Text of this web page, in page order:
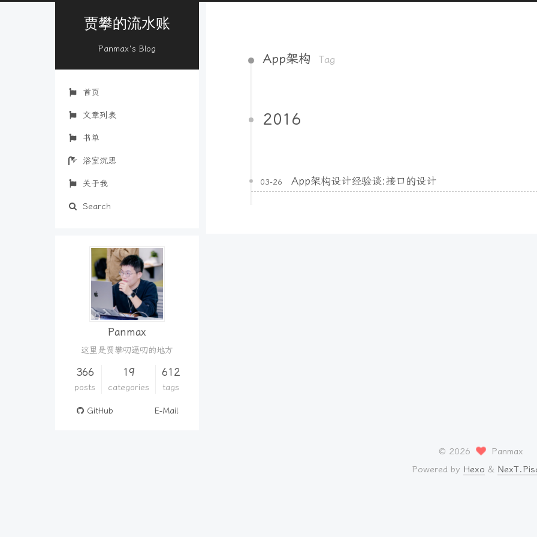
贾攀的流水账
Panmax's Blog
首页
文章列表
书单
浴室沉思
关于我
Search
App架构 Tag
2016
03-26 App架构设计经验谈:接口的设计
Panmax
这里是贾攀叨逼叨的地方
366
posts
19
categories
612
tags
GitHub E-Mail
© 2026
Panmax
Powered by Hexo &